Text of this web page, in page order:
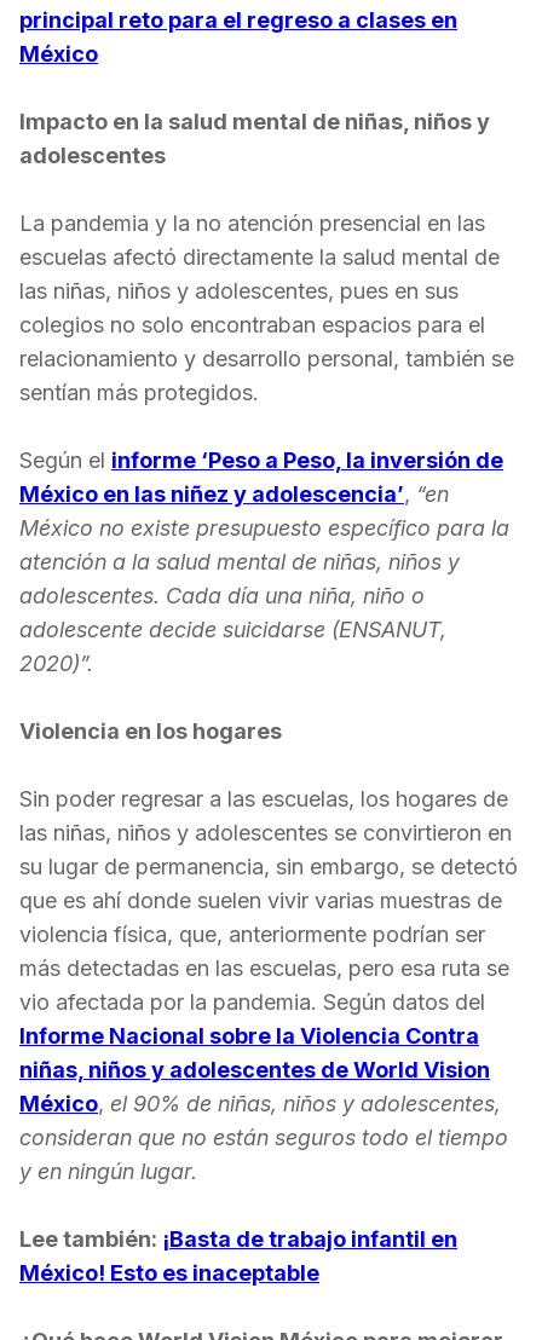
principal reto para el regreso a clases en
México
Impacto en la salud mental de niñas, niños y
adolescentes
La pandemia y la no atención presencial en las
escuelas afectó directamente la salud mental de
las niñas, niños y adolescentes, pues en sus
colegios no solo encontraban espacios para el
relacionamiento y desarrollo personal, también se
sentían más protegidos.
Según el informe ‘Peso a Peso, la inversión de
México en las niñez y adolescencia’, “en
México no existe presupuesto específico para la
atención a la salud mental de niñas, niños y
adolescentes. Cada día una niña, niño o
adolescente decide suicidarse (ENSANUT,
2020)”.
Violencia en los hogares
Sin poder regresar a las escuelas, los hogares de
las niñas, niños y adolescentes se convirtieron en
su lugar de permanencia, sin embargo, se detectó
que es ahí donde suelen vivir varias muestras de
violencia física, que, anteriormente podrían ser
más detectadas en las escuelas, pero esa ruta se
vio afectada por la pandemia. Según datos del
Informe Nacional sobre la Violencia Contra
niñas, niños y adolescentes de World Vision
México, el 90% de niñas, niños y adolescentes,
consideran que no están seguros todo el tiempo
y en ningún lugar.
Lee también: ¡Basta de trabajo infantil en
México! Esto es inaceptable